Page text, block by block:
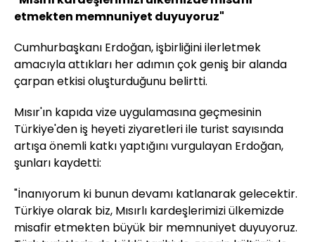
etmekten memnuniyet duyuyoruz"
Cumhurbaşkanı Erdoğan, işbirliğini ilerletmek
amacıyla attıkları her adımın çok geniş bir alanda
çarpan etkisi oluşturduğunu belirtti.
Mısır'ın kapıda vize uygulamasına geçmesinin
Türkiye'den iş heyeti ziyaretleri ile turist sayısında
artışa önemli katkı yaptığını vurgulayan Erdoğan,
şunları kaydetti:
"İnanıyorum ki bunun devamı katlanarak gelecektir.
Türkiye olarak biz, Mısırlı kardeşlerimizi ülkemizde
misafir etmekten büyük bir memnuniyet duyuyoruz.